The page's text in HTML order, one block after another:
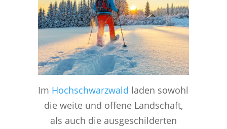
Im Hochschwarzwald laden sowohl
die weite und offene Landschaft,
als auch die ausgeschilderten